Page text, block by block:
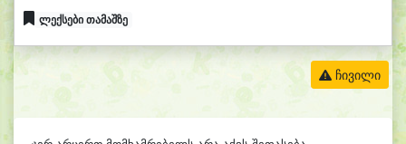
ლექსები თამაშზე
ჩივილი